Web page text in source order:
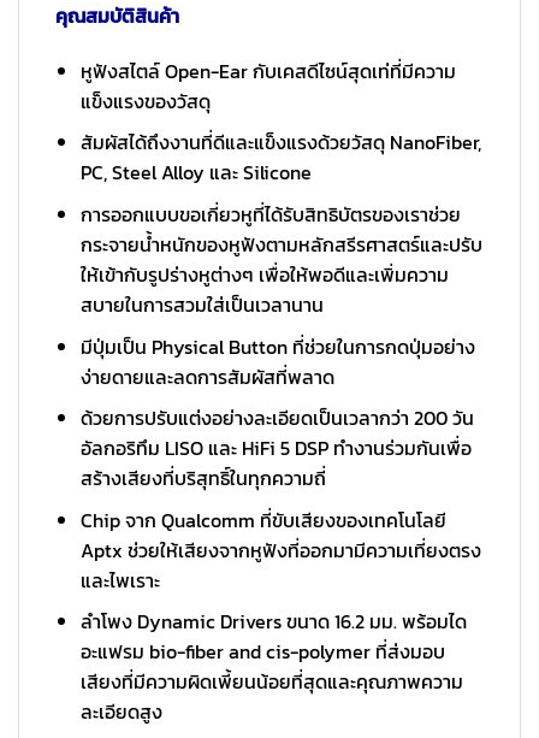
คุณสมบัติสินค้า
หูฟังสไตล์ Open-Ear กับเคสดีไซน์สุดเท่ที่มีความ
แข็งแรงของวัสดุ
สัมผัสได้ถึงงานที่ดีและแข็งแรงด้วยวัสดุ NanoFiber,
PC, Steel Alloy และ Silicone
การออกแบบขอเกี่ยวหูที่ได้รับสิทธิบัตรของเราช่วย
กระจายน้ำหนักของหูฟังตามหลักสรีรศาสตร์และปรับ
ให้เข้ากับรูปร่างหูต่างๆ เพื่อให้พอดีและเพิ่มความ
สบายในการสวมใส่เป็นเวลานาน
มีปุ่มเป็น Physical Button ที่ช่วยในการกดปุ่มอย่าง
ง่ายดายและลดการสัมผัสที่พลาด
ด้วยการปรับแต่งอย่างละเอียดเป็นเวลากว่า 200 วัน
อัลกอริทึม LISO และ HiFi 5 DSP ทำงานร่วมกันเพื่อ
สร้างเสียงที่บริสุทธิ์ในทุกความถี่
Chip จาก Qualcomm ที่ขับเสียงของเทคโนโลยี
Aptx ช่วยให้เสียงจากหูฟังที่ออกมามีความเที่ยงตรง
และไพเราะ
ลำโพง Dynamic Drivers ขนาด 16.2 มม. พร้อมได
อะแฟรม bio-fiber and cis-polymer ที่ส่งมอบ
เสียงที่มีความผิดเพี้ยนน้อยที่สุดและคุณภาพความ
ละเอียดสูง